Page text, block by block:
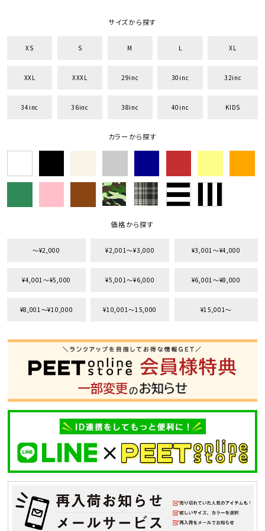
サイズから探す
XS S M L XL
XXL XXXL 29inc 30inc 32inc
34inc 36inc 38inc 40inc KIDS
カラーから探す
価格から探す
〜¥2,000 ¥2,001〜¥3,000 ¥3,001〜¥4,000
¥4,001〜¥5,000 ¥5,001〜¥6,000 ¥6,001〜¥8,000
¥8,001〜¥10,000 ¥10,001〜15,000 ¥15,001〜